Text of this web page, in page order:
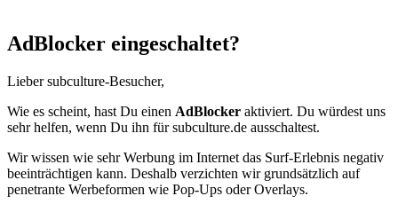
AdBlocker eingeschaltet?
Lieber subculture-Besucher,
Wie es scheint, hast Du einen AdBlocker aktiviert. Du würdest uns
sehr helfen, wenn Du ihn für subculture.de ausschaltest.
Wir wissen wie sehr Werbung im Internet das Surf-Erlebnis negativ
beeinträchtigen kann. Deshalb verzichten wir grundsätzlich auf
penetrante Werbeformen wie Pop-Ups oder Overlays.